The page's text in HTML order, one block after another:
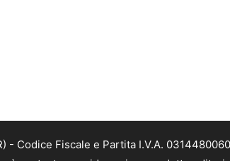
- Codice Fiscale e Partita I.V.A.